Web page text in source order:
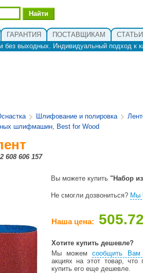
ГАРАНТИЯ ПОСТАВЩИКАМ
СТАТЬИ
без выходных. Индивидуальный подход к
Шлифование и полировка
шлифмашин, Best for Wood
2 608 606 157
Вы можете купить "Набор
Не смогли дозвониться? Мы
Наша цена: 505.72
Хотите купить дешевле?
Мы можемсообщить Вам
акциях на этот товар, что
купить его еще дешевле.